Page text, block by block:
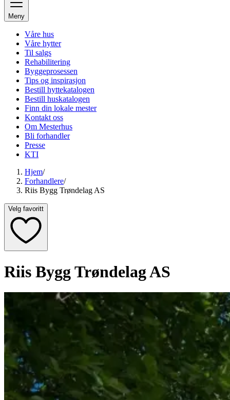
Meny
Våre hus
Våre hytter
Til salgs
Rehabilitering
Byggeprosessen
Tips og inspirasjon
Bestill hyttekatalogen
Bestill huskatalogen
Finn din lokale mester
Kontakt oss
Om Mesterhus
Bli forhandler
Presse
KTI
Hjem/
Forhandlere/
Riis Bygg Trøndelag AS
Velg favoritt
Riis Bygg Trøndelag AS